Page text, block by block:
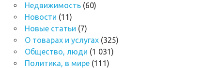
Недвижимость(60)
Новости (11)
Новые статьи (7)
О товарах и услугах(325)
Общество, люди (1 031)
Политика, в мире(111)